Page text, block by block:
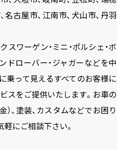
名古屋市、江南市、犬山市、丹羽
スワーゲン・ミニ・ポルシェ・ボ
ドローバー・ジャガーなどを中
乗って見えるすべてのお客様に
スをご提供いたします。お車の
）、塗装、カスタムなどでお困り
にご相談下さい。